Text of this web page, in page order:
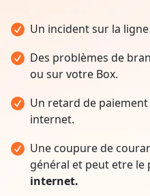
Un incident sur la
Des problèmes de
ou sur votre Box.
Un retard de
internet.
Une coupure de
général et peut etre le
internet.